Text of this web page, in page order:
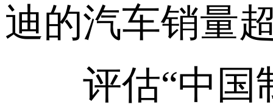
迪的汽车销量
评估“中国制